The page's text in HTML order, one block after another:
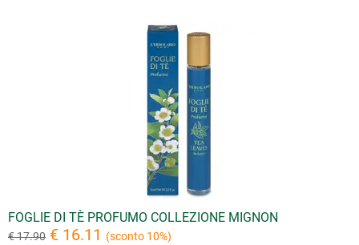
FOGLIE DI TÈ PROFUMO COLLEZIONE MIGNON
€ 17.90 € 16.11 (sconto 10%)